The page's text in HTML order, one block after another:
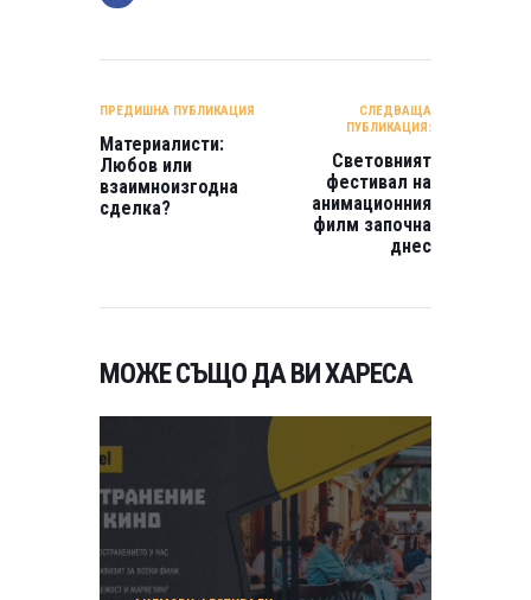
ПРЕДИШНА ПУБЛИКАЦИЯ
Материалисти:
Любов или
взаимноизгодна
сделка?
СЛЕДВАЩА
ПУБЛИКАЦИЯ:
Световният
фестивал на
анимационния
филм започна
днес
МОЖЕ СЪЩО ДА ВИ ХАРЕСА